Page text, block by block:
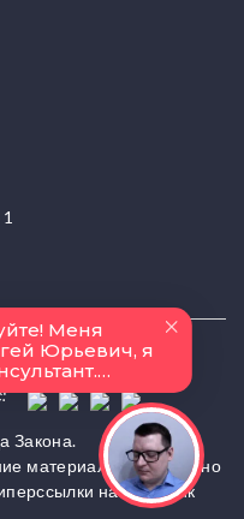
Закона.
материалов разрешено
на источник